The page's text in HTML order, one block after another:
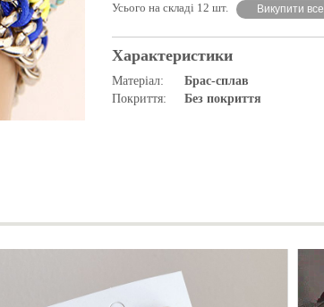
Усього на складі 12 шт. Викупити все
Характеристики
Матеріал:
Брас-сплав
Покриття:
Без покриття